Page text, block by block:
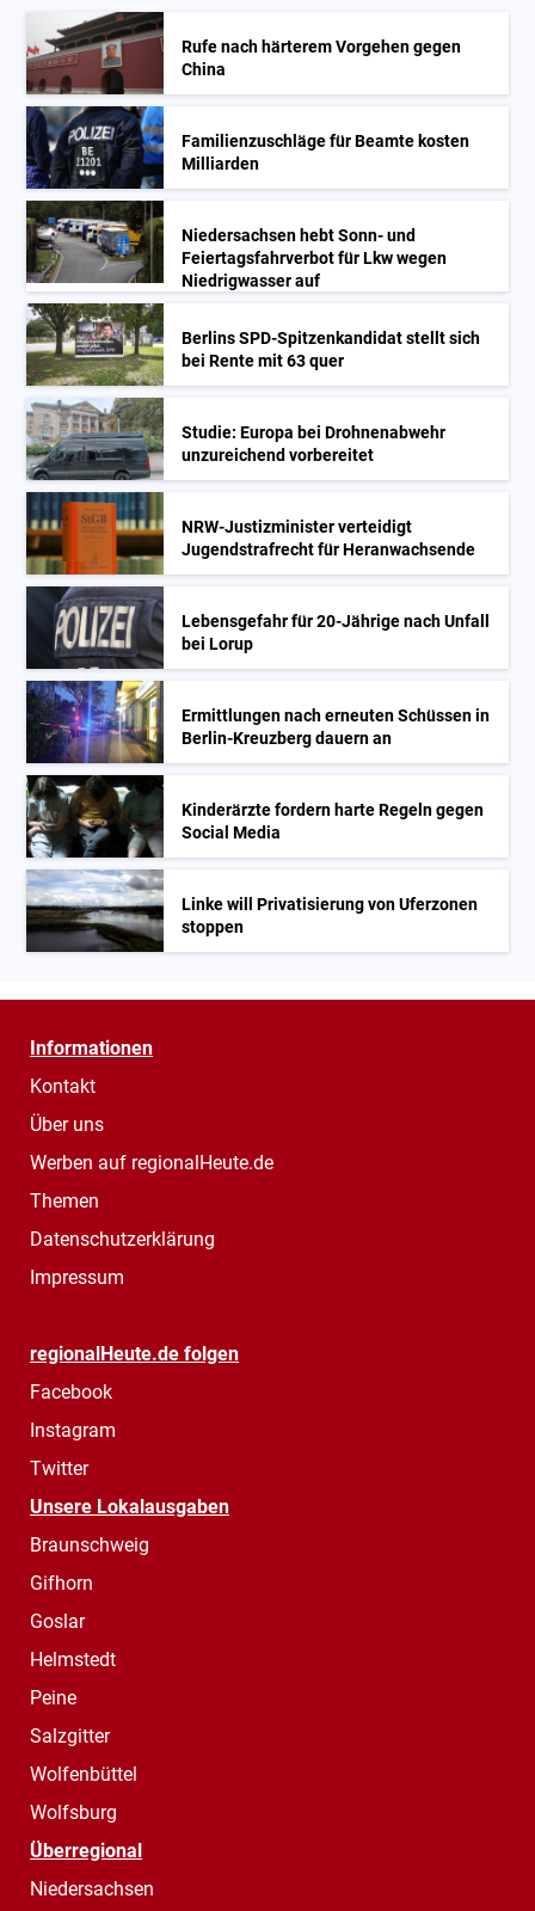
Rufe nach härterem Vorgehen gegen
China
Familienzuschläge für Beamte kosten
Milliarden
Niedersachsen hebt Sonn- und
Feiertagsfahrverbot für Lkw wegen
Niedrigwasser auf
Berlins SPD-Spitzenkandidat stellt sich
bei Rente mit 63 quer
Studie: Europa bei Drohnenabwehr
unzureichend vorbereitet
NRW-Justizminister verteidigt
Jugendstrafrecht für Heranwachsende
Lebensgefahr für 20-Jährige nach Unfall
bei Lorup
Ermittlungen nach erneuten Schüssen in
Berlin-Kreuzberg dauern an
Kinderärzte fordern harte Regeln gegen
Social Media
Linke will Privatisierung von Uferzonen
stoppen
Informationen
Kontakt
Über uns
Werben auf regionalHeute.de
Themen
Datenschutzerklärung
Impressum
regionalHeute.de folgen
Facebook
Instagram
Twitter
Unsere Lokalausgaben
Braunschweig
Gifhorn
Goslar
Helmstedt
Peine
Salzgitter
Wolfenbüttel
Wolfsburg
Überregional
Niedersachsen